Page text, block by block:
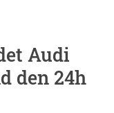
Audi
den 24h